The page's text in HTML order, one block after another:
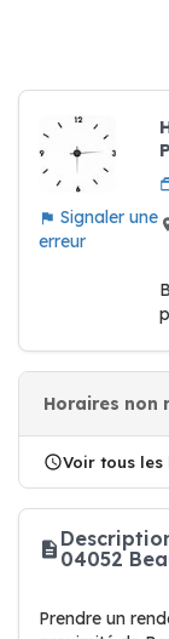
Signaler une
erreur
Horaires non
Voir tous
04052
Prendre un